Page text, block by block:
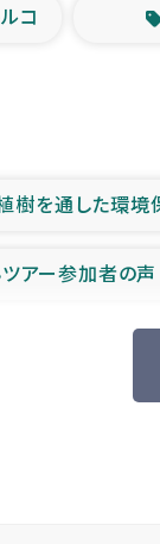
コ
樹を通した環境
ツアー参加者の声
緊急救援の時代
ィモール豪雨緊